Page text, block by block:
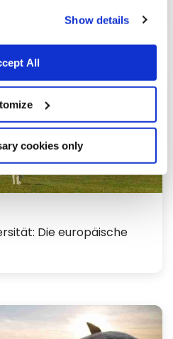
Show details
All
cookies only
Die europäische